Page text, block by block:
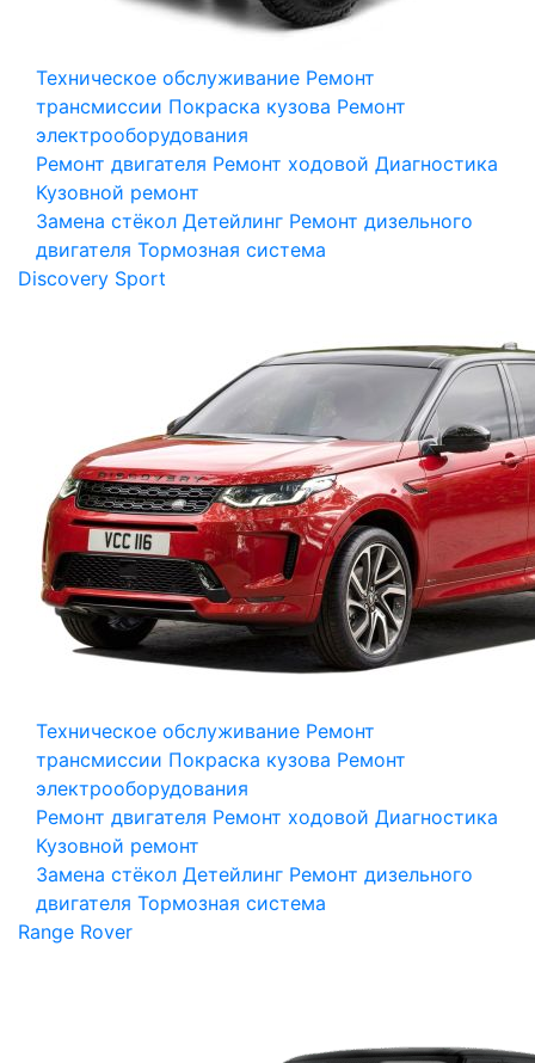
Техническое обслуживание Ремонт
трансмиссии Покраска кузова Ремонт
электрооборудования
Ремонт двигателя Ремонт ходовой Диагностика
Кузовной ремонт
Замена стёкол Детейлинг Ремонт дизельного
двигателя Тормозная система
Discovery Sport
Техническое обслуживание Ремонт
трансмиссии Покраска кузова Ремонт
электрооборудования
Ремонт двигателя Ремонт ходовой Диагностика
Кузовной ремонт
Замена стёкол Детейлинг Ремонт дизельного
двигателя Тормозная система
Range Rover